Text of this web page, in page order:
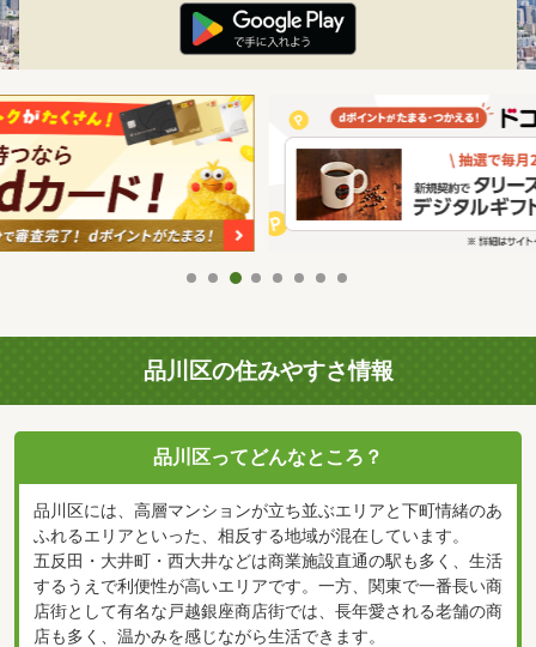
品川区の住みやすさ情報
品川区ってどんなところ？
品川区には、高層マンションが立ち並ぶエリアと下町情緒のあ
ふれるエリアといった、相反する地域が混在しています。
五反田・大井町・西大井などは商業施設直通の駅も多く、生活
するうえで利便性が高いエリアです。一方、関東で一番長い商
店街として有名な戸越銀座商店街では、長年愛される老舗の商
店も多く、温かみを感じながら生活できます。